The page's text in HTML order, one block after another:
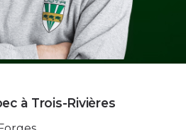
à Trois-Rivières